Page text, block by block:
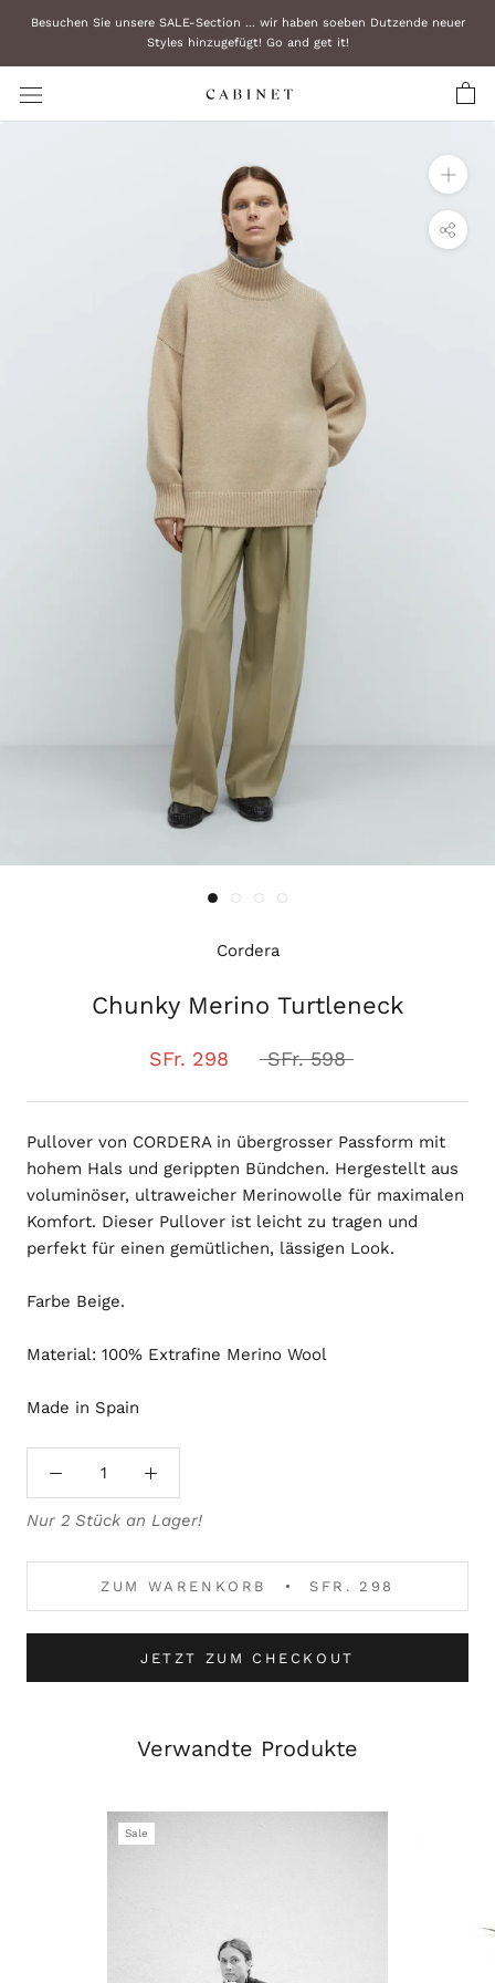
überspringen
Besuchen Sie unsere SALE-Section ... wir haben soeben Dutzende neuer
Styles hinzugefügt! Go and get it!
Cordera
Chunky Merino Turtleneck
SFr. 298 SFr. 598
Pullover von CORDERA in übergrosser Passform mit
hohem Hals und gerippten Bündchen. Hergestellt aus
voluminöser, ultraweicher Merinowolle für maximalen
Komfort. Dieser Pullover ist leicht zu tragen und
perfekt für einen gemütlichen, lässigen Look.
Farbe Beige.
Material: 100% Extrafine Merino Wool
Made in Spain
Nur 2 Stück an Lager!
ZUM WARENKORB SFR. 298
JETZT ZUM CHECKOUT
Verwandte Produkte
Sale